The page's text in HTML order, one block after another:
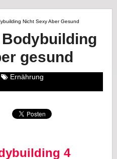
Nicht Sexy Aber Gesund
gesund
Ernährung
4